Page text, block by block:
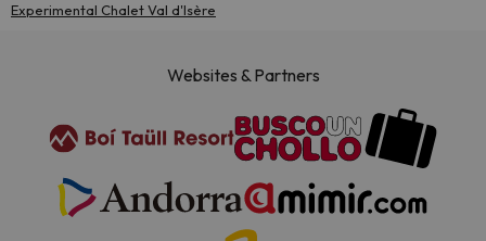
Experimental Chalet Val d'Isère
Websites & Partners